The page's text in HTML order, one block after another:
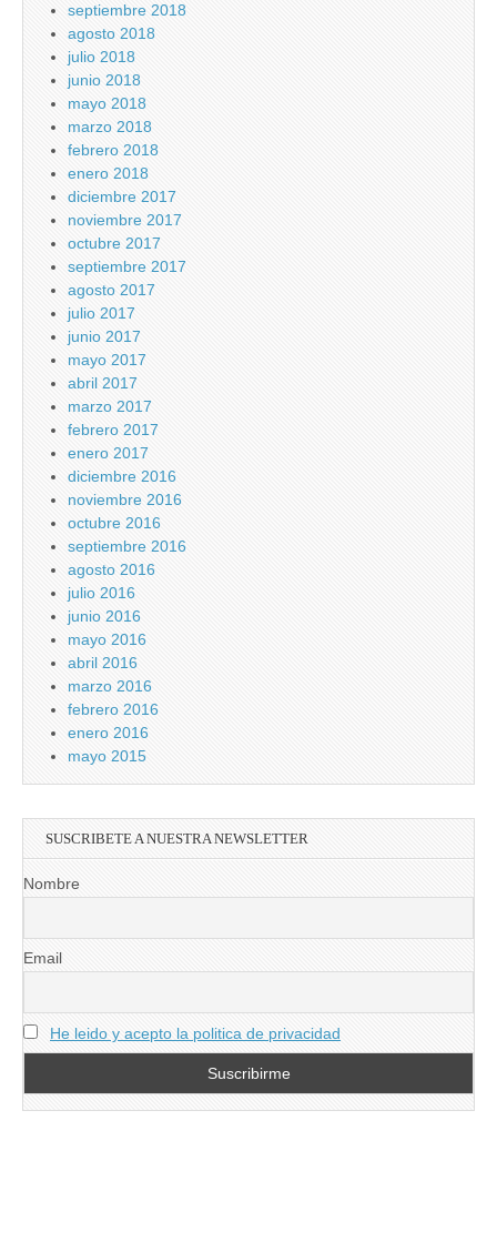
septiembre 2018
agosto 2018
julio 2018
junio 2018
mayo 2018
marzo 2018
febrero 2018
enero 2018
diciembre 2017
noviembre 2017
octubre 2017
septiembre 2017
agosto 2017
julio 2017
junio 2017
mayo 2017
abril 2017
marzo 2017
febrero 2017
enero 2017
diciembre 2016
noviembre 2016
octubre 2016
septiembre 2016
agosto 2016
julio 2016
junio 2016
mayo 2016
abril 2016
marzo 2016
febrero 2016
enero 2016
mayo 2015
SUSCRIBETE A NUESTRA NEWSLETTER
Nombre
Email
He leido y acepto la politica de privacidad